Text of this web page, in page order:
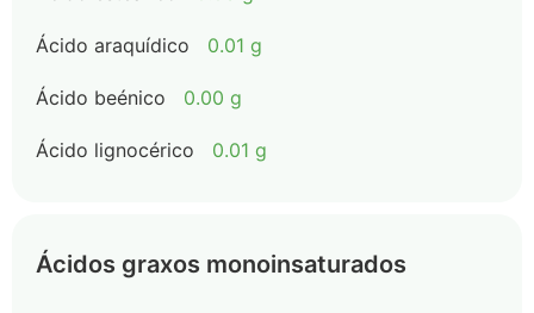
Ácido araquídico 0.01 g
Ácido beénico 0.00 g
Ácido lignocérico 0.01 g
Ácidos graxos monoinsaturados